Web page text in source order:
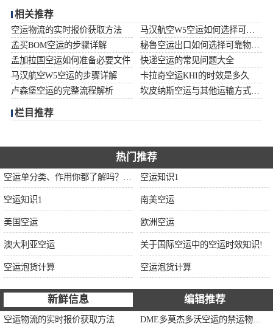
相关推荐
空运物流的实时报价获取方法
孟买BOM空运的步骤详解
孟加拉国空运如何准备必要文件
快递空运的常见问题大全
马汉航空W5空运的步骤详解
卡拉奇空运KHI的时效是多久
卢森堡空运的完整流程解析
栏目推荐
热门推荐
空运知识1
空运知识1 南美空运
美国空运 欧洲空运
澳大利亚空运 关于国际空运中的空运时效知识!
空运泡货计算 空运泡货计算
新鲜信息 编辑推荐
空运物流的实时报价获取方法
澳大利亚空运
俄罗斯空运
加拿大空运
伊朗空运
中东空运
非洲空运
南美空运